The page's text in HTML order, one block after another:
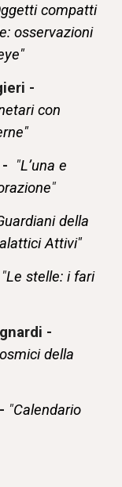
compatti
osservazioni
-
con
"L’una e
"
della
Attivi"
"Le stelle: i fari
-
della
"Calendario